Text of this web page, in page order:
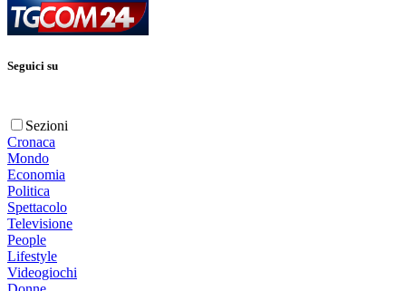
Seguici su
Sezioni
Cronaca
Mondo
Economia
Politica
Spettacolo
Televisione
People
Lifestyle
Videogiochi